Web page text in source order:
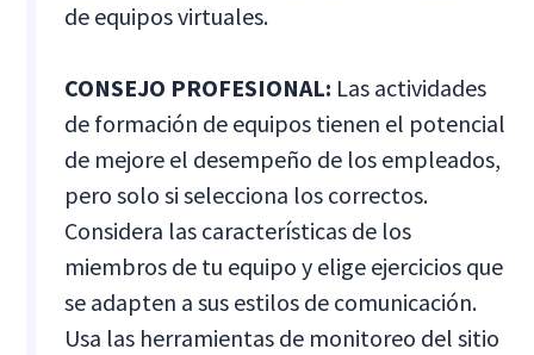
de equipos virtuales.
CONSEJO PROFESIONAL: Las actividades
de formación de equipos tienen el potencial
de mejore el desempeño de los empleados,
pero solo si selecciona los correctos.
Considera las características de los
miembros de tu equipo y elige ejercicios que
se adapten a sus estilos de comunicación.
Usa las herramientas de monitoreo del sitio